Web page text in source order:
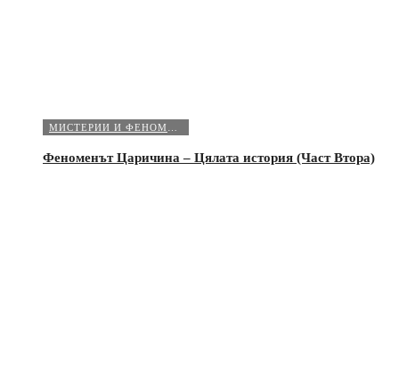
Феноменът Царичина – Цялата история (Част Втора)